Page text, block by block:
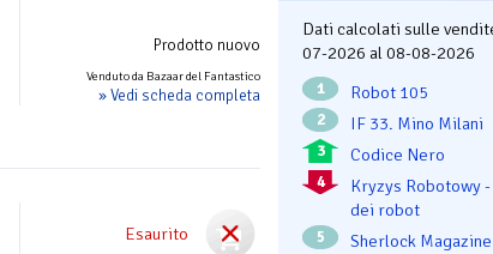
Prodotto nuovo
Venduto da Bazaar del Fantastico
» Vedi scheda completa
Esaurito
Dati calcolati sulle
07-2026 al 08-08-2026
1 Robot 105
2 IF 33. Mino Milani
3 Codice Nero
4
Kryzys Robotowy
dei robot
5 Sherlock